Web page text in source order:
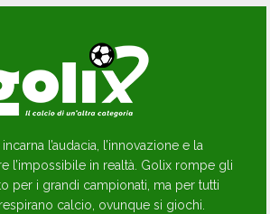
l’audacia, l’innovazione e la
l’impossibile in realtà. Golix rompe gli
per i grandi campionati, ma per tutti
calcio, ovunque si giochi.